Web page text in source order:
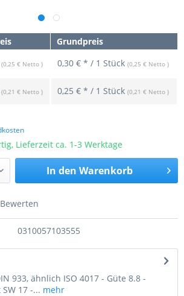
Grundpreis
(0,25 € Netto ) 0,30 € * / 1 Stück (0,25 € Netto )
(0,21 € Netto ) 0,25 € * / 1 Stück (0,21 € Netto )
Lieferzeit ca. 1-3 Werktage
In den Warenkorb
Bewerten
0310057103555
933, ähnlich ISO 4017 - Güte 8.8 -
17 -... mehr